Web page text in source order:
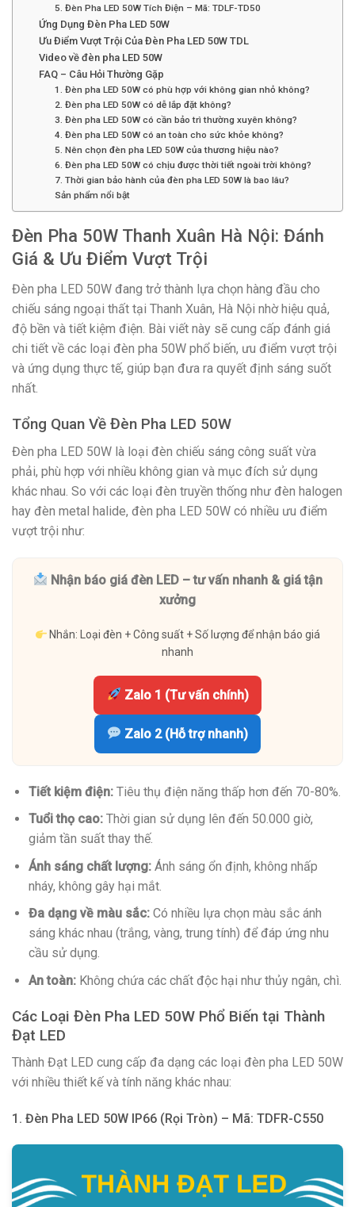
5. Đèn Pha LED 50W Tích Điện – Mã: TDLF-TD50
Ứng Dụng Đèn Pha LED 50W
Ưu Điểm Vượt Trội Của Đèn Pha LED 50W TDL
Video về đèn pha LED 50W
FAQ – Câu Hỏi Thường Gặp
1. Đèn pha LED 50W có phù hợp với không gian nhỏ không?
2. Đèn pha LED 50W có dễ lắp đặt không?
3. Đèn pha LED 50W có cần bảo trì thường xuyên không?
4. Đèn pha LED 50W có an toàn cho sức khỏe không?
5. Nên chọn đèn pha LED 50W của thương hiệu nào?
6. Đèn pha LED 50W có chịu được thời tiết ngoài trời không?
7. Thời gian bảo hành của đèn pha LED 50W là bao lâu?
Sản phẩm nổi bật
Đèn Pha 50W Thanh Xuân Hà Nội: Đánh
Giá & Ưu Điểm Vượt Trội
Đèn pha LED 50W đang trở thành lựa chọn hàng đầu cho
chiếu sáng ngoại thất tại Thanh Xuân, Hà Nội nhờ hiệu quả,
độ bền và tiết kiệm điện. Bài viết này sẽ cung cấp đánh giá
chi tiết về các loại đèn pha 50W phổ biến, ưu điểm vượt trội
và ứng dụng thực tế, giúp bạn đưa ra quyết định sáng suốt
nhất.
Tổng Quan Về Đèn Pha LED 50W
Đèn pha LED 50W là loại đèn chiếu sáng công suất vừa
phải, phù hợp với nhiều không gian và mục đích sử dụng
khác nhau. So với các loại đèn truyền thống như đèn halogen
hay đèn metal halide, đèn pha LED 50W có nhiều ưu điểm
vượt trội như:
Nhận báo giá đèn LED – tư vấn nhanh & giá tận
xưởng
Nhắn: Loại đèn + Công suất + Số lượng để nhận báo giá
nhanh
Zalo 1 (Tư vấn chính)
Zalo 2 (Hỗ trợ nhanh)
Tiết kiệm điện:Tiêu thụ điện năng thấp hơn đến 70-80%.
Tuổi thọ cao:Thời gian sử dụng lên đến 50.000 giờ,
giảm tần suất thay thế.
Ánh sáng chất lượng:Ánh sáng ổn định, không nhấp
nháy, không gây hại mắt.
Đa dạng về màu sắc:Có nhiều lựa chọn màu sắc ánh
sáng khác nhau (trắng, vàng, trung tính) để đáp ứng nhu
cầu sử dụng.
An toàn:Không chứa các chất độc hại như thủy ngân, chì.
Các Loại Đèn Pha LED 50W Phổ Biến tại Thành
Đạt LED
Thành Đạt LED cung cấp đa dạng các loại đèn pha LED 50W
với nhiều thiết kế và tính năng khác nhau:
1. Đèn Pha LED 50W IP66 (Rọi Tròn) – Mã: TDFR-C550